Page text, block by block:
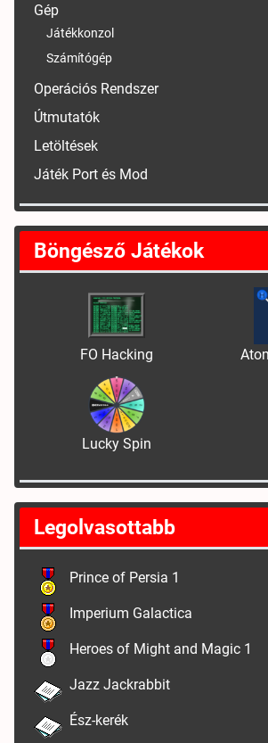
Gép
Játékkonzol
Számítógép
Operációs Rendszer
Útmutatók
Letöltések
Játék Port és Mod
Böngésző Játékok
FO Hacking
Lucky Spin
Legolvasottabb
Prince of Persia 1
Imperium Galactica
Heroes of Might and Magic 1
Jazz Jackrabbit
Ész-kerék